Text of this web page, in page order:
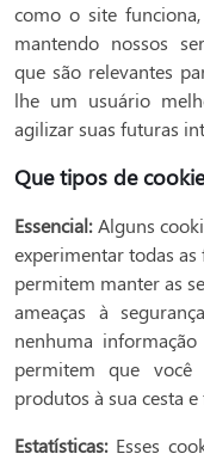
como o site
mantendo nossos
que são relevantes
lhe um usuário
agilizar suas futuras
Que tipos de
Essencial:Alguns
experimentar todas as
permitem manter as
ameaças à
nenhuma
permitem que
produtos à sua cesta
Estatísticas:Esses